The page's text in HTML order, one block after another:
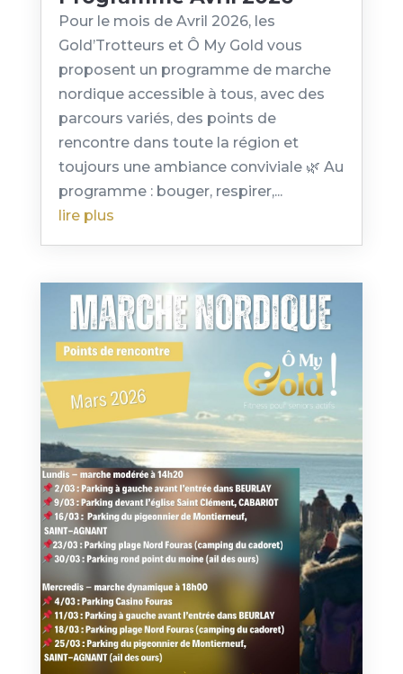
Pour le mois de Avril 2026, les
Gold’Trotteurs et Ô My Gold vous
proposent un programme de marche
nordique accessible à tous, avec des
parcours variés, des points de
rencontre dans toute la région et
toujours une ambiance conviviale 🌿 Au
programme : bouger, respirer,...
lire plus